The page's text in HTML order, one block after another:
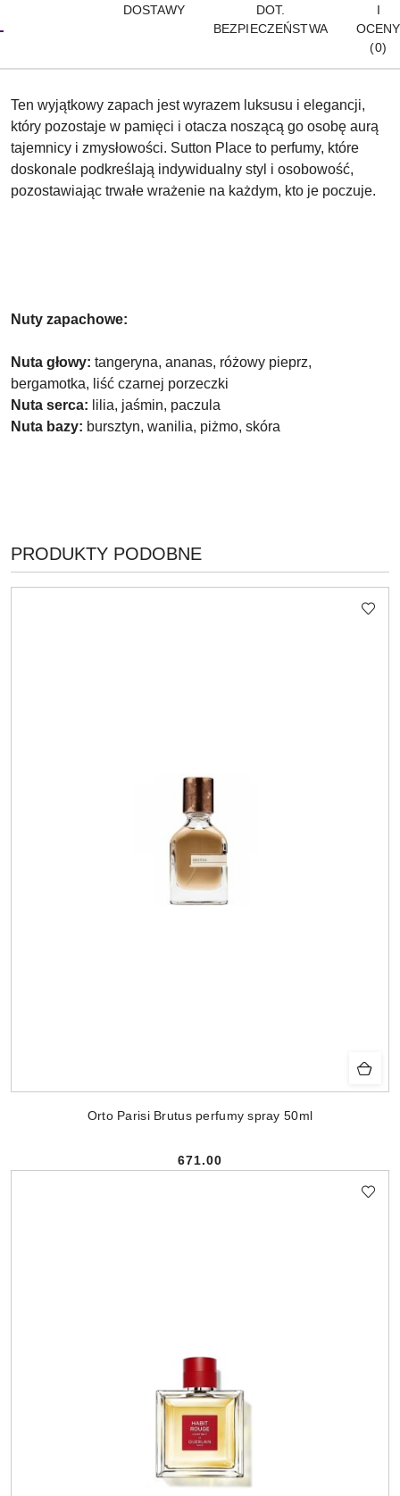
DOSTAWY
DOT.
BEZPIECZEŃSTWA
I
OCENY
(0)
Ten wyjątkowy zapach jest wyrazem luksusu i elegancji,
który pozostaje w pamięci i otacza noszącą go osobę aurą
tajemnicy i zmysłowości. Sutton Place to perfumy, które
doskonale podkreślają indywidualny styl i osobowość,
pozostawiając trwałe wrażenie na każdym, kto je poczuje.
Nuty zapachowe:
Nuta głowy: tangeryna, ananas, różowy pieprz,
bergamotka, liść czarnej porzeczki
Nuta serca: lilia, jaśmin, paczula
Nuta bazy: bursztyn, wanilia, piżmo, skóra
Pomiń karuzelę produktów
PRODUKTY
O
PRODUKTY PODOBNE
Orto Parisi Brutus perfumy spray 50ml
Cena:
671.00